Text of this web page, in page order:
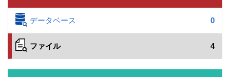
データベース 0
ファイル 4